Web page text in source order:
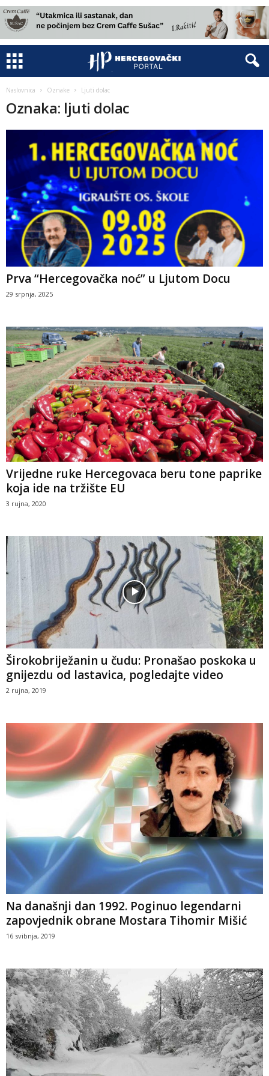
Naslovnica Oznake Ljuti dolac
Oznaka: ljuti dolac
Prva “Hercegovačka noć” u Ljutom Docu
29 srpnja, 2025
Vrijedne ruke Hercegovaca beru tone paprike
koja ide na tržište EU
3 rujna, 2020
Širokobriježanin u čudu: Pronašao poskoka u
gnijezdu od lastavica, pogledajte video
2 rujna, 2019
Na današnji dan 1992. Poginuo legendarni
zapovjednik obrane Mostara Tihomir Mišić
16 svibnja, 2019